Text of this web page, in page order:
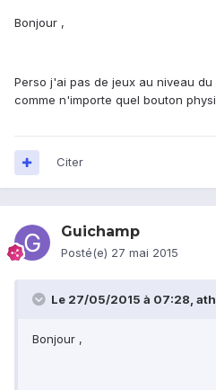
Bonjour ,
Perso j'ai pas de jeux au niveau
comme n'importe quel bouton
Citer
Guichamp
Posté(e) 27 mai 2015
Le 27/05/2015 à 07:28,
Bonjour ,